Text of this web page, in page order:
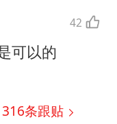
42
可以的
条跟贴